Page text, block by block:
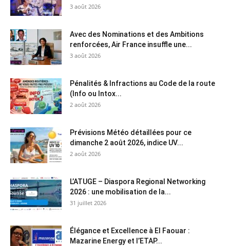
3 août 2026
Avec des Nominations et des Ambitions
renforcées, Air France insuffle une...
3 août 2026
Pénalités & Infractions au Code de la route
(Info ou Intox...
2 août 2026
Prévisions Météo détaillées pour ce
dimanche 2 août 2026, indice UV...
2 août 2026
L’ATUGE – Diaspora Regional Networking
2026 : une mobilisation de la...
31 juillet 2026
Élégance et Excellence à El Faouar :
Mazarine Energy et l’ETAP...